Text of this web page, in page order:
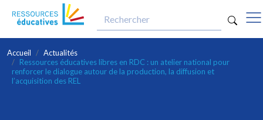
Aller au contenu principal
Accueil
Actualités
Ressources éducatives libres en RDC : un atelier national pour
renforcer le dialogue autour de la production, la diffusion et
l’acquisition des REL